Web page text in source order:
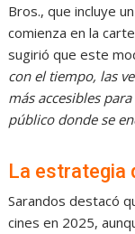
Bros., que incluye
comienza en la
sugirió que este
con el tiempo, las
más accesibles
público donde se
La estrategia
Sarandos destacó
cines en 2025,